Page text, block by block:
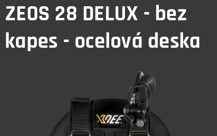
ZEOS 28 DELUX - bez
kapes - ocelová deska